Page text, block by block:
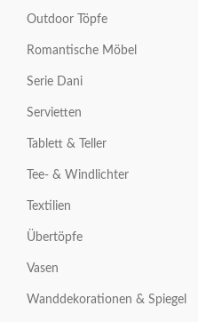
Outdoor Töpfe
Romantische Möbel
Serie Dani
Servietten
Tablett & Teller
Tee- & Windlichter
Textilien
Übertöpfe
Vasen
Wanddekorationen & Spiegel